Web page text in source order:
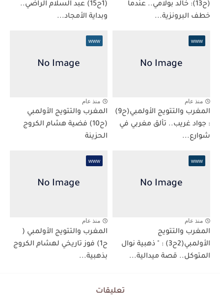
(ح13): خالد بولامي.. عندما
خطف البرونزية...
(1ح15) عبد السلام الراضي..
وبداية الأمجاد...
www
منذ عام
المغرب والتتويج الأولمبي(ح9)
: جواد غريب.. تألق مغربي في
شوارع...
www
منذ عام
المغرب والتتويج الأولمبي
(ح10) فضية هشام الكروج
الحزينة
www
منذ عام
المغرب والتتويج
الأولمبي(2ح3) : " ذهبية نوال
المتوكل.. قصة ميدالية...
www
منذ عام
المغرب والتتويج الأولمبي (
ح1) فوز تاريخي لهشام الكروج
بذهبية...
تعليقات